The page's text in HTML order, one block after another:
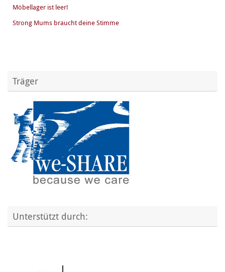
Möbellager ist leer!
Strong Mums braucht deine Stimme
Träger
Unterstützt durch: